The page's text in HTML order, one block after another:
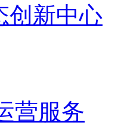
创新中心
营服务